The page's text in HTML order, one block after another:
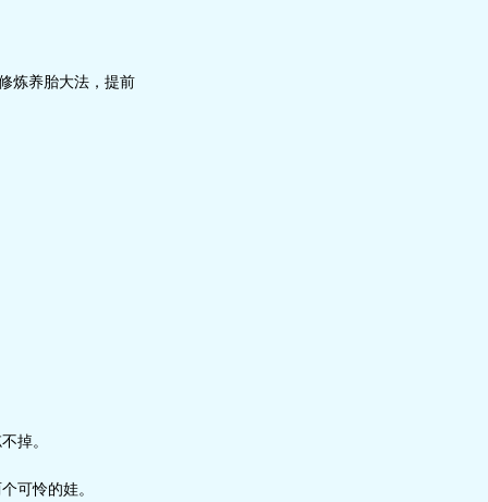
炼养胎大法，提前
掉。
可怜的娃。